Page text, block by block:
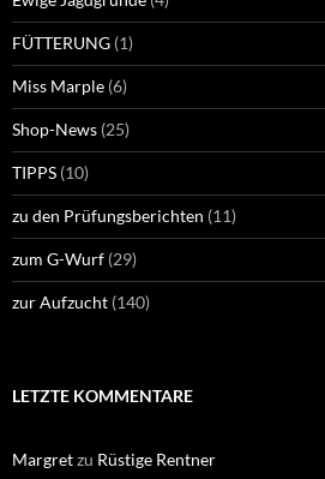
FÜTTERUNG (1)
Miss Marple (6)
Shop-News (25)
TIPPS (10)
zu den Prüfungsberichten (11)
zum G-Wurf (29)
zur Aufzucht (140)
LETZTE KOMMENTARE
Margretzu Rüstige Rentner